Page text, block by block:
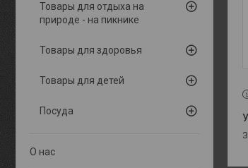
Товары для отдыха на
природе - на пикнике
Товары для здоровья
Товары для детей
Посуда
О нас